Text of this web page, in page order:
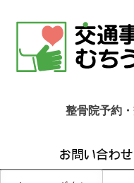
整骨院予約